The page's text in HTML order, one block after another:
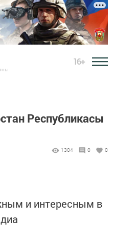
16+
Республикасы
1304 0 0
и интересным в